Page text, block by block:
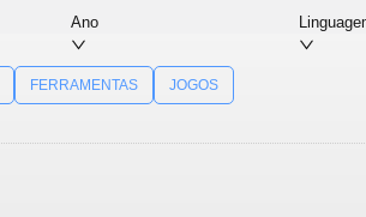
Ano
FERRAMENTAS JOGOS